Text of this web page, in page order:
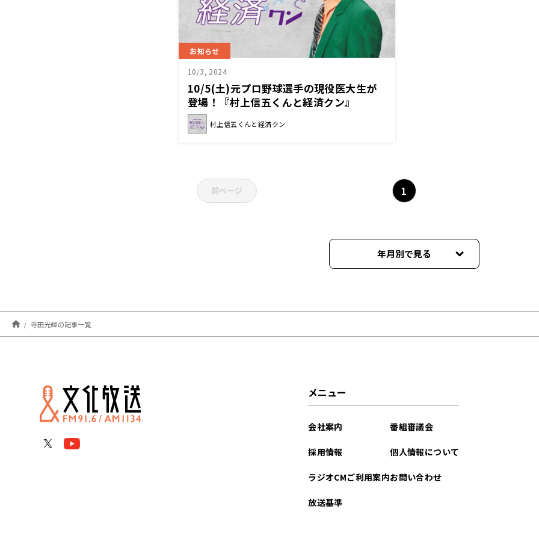
お知らせ
10/3, 2024
10/5(土)元プロ野球選手の現役医大生が
登場！『村上信五くんと経済クン』
村上信五くんと経済クン
前ページ 1
年月別で見る
寺田光輝の記事一覧
メニュー
会社案内
採用情報
ラジオCMご利用案内
放送基準
番組審議会
個人情報について
お問い合わせ